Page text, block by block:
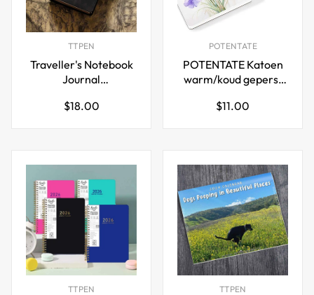
TTPEN
Traveller's Notebook
Journal
Lederen Cover
Normale
$18.00
POTENTATE
POTENTATE Katoen
warm/koud geperst
dagboek 9x14cm
Normale
$11.00
TTPEN TTPEN